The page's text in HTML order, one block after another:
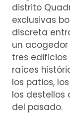
distrito
exclusivas
discreta
un acogedor
tres
raíces
los patios,
los destellos
del pasado.